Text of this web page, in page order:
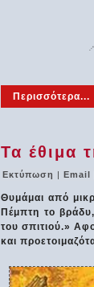
Περισσότερα...
Τα έθιμα
Εκτύπωση | Email
Θυμάμαι από
Πέμπτη το
του σπιτιού.»
και